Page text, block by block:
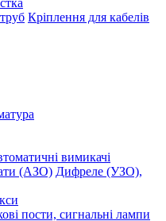
Кріплення для кабелів
вимикачі
Дифреле (УЗО),